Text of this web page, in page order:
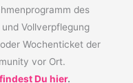
des
Vollverpflegung
Wochenticket der
vor Ort.
Du hier.